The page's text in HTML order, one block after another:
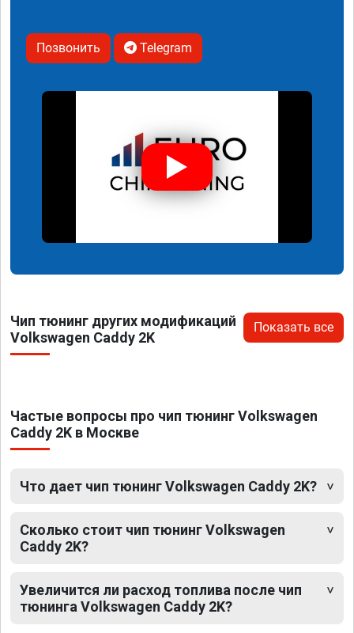
Позвонить Telegram
Чип тюнинг других модификаций
Volkswagen Caddy 2K
Показать все
Частые вопросы про чип тюнинг Volkswagen
Caddy 2K в Москве
Что дает чип тюнинг Volkswagen Caddy 2K?
Сколько стоит чип тюнинг Volkswagen
Caddy 2K?
Увеличится ли расход топлива после чип
тюнинга Volkswagen Caddy 2K?